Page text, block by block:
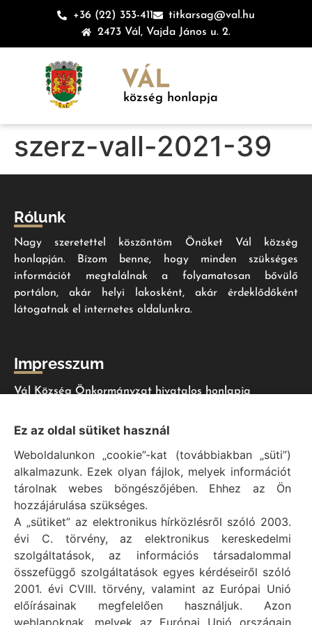
+36 (22) 353-411
titkarsag@val.hu
2473 Vál, Vajda János u. 2.
VÁL
község honlapja
szerz-vall-2021-39
Rólunk
Nagy szeretettel köszöntöm Önöket Vál község
honlapján. Bízom benne, hogy minden szükséges
információt megtalálnak a folyamatosan bővülő
portálon, akár helyi lakosként, akár érdeklődőként
látogatnak el internetes oldalunkra.
Impresszum
Vál Község Önkormányzat hivatalos honlapja
Adószám: 15727079-2-07
Adatvédelmi tájékoztató
Felelős: Bechtold Tamás polgármester
Cím: H-2473 Vál, Vajda János utca 2.
Telefon: +36 (22) 353-411
E-mail: polgarmester@val.hu
Elérhetőségek
+36 (22) 353-411
Ez az oldal sütiket használ
Weboldalunkon „cookie”-kat (továbbiakban „süti”)
alkalmazunk. Ezek olyan fájlok, melyek információt
tárolnak webes böngészőjében. Ehhez az Ön
hozzájárulása szükséges.
A „sütiket” az elektronikus hírközlésről szóló 2003.
évi C. törvény, az elektronikus kereskedelmi
szolgáltatások, az információs társadalommal
összefüggő szolgáltatások egyes kérdéseiről szóló
2001. évi CVIII. törvény, valamint az Európai Unió
előírásainak megfelelően használjuk. Azon
weblapoknak, melyek az Európai Unió országain